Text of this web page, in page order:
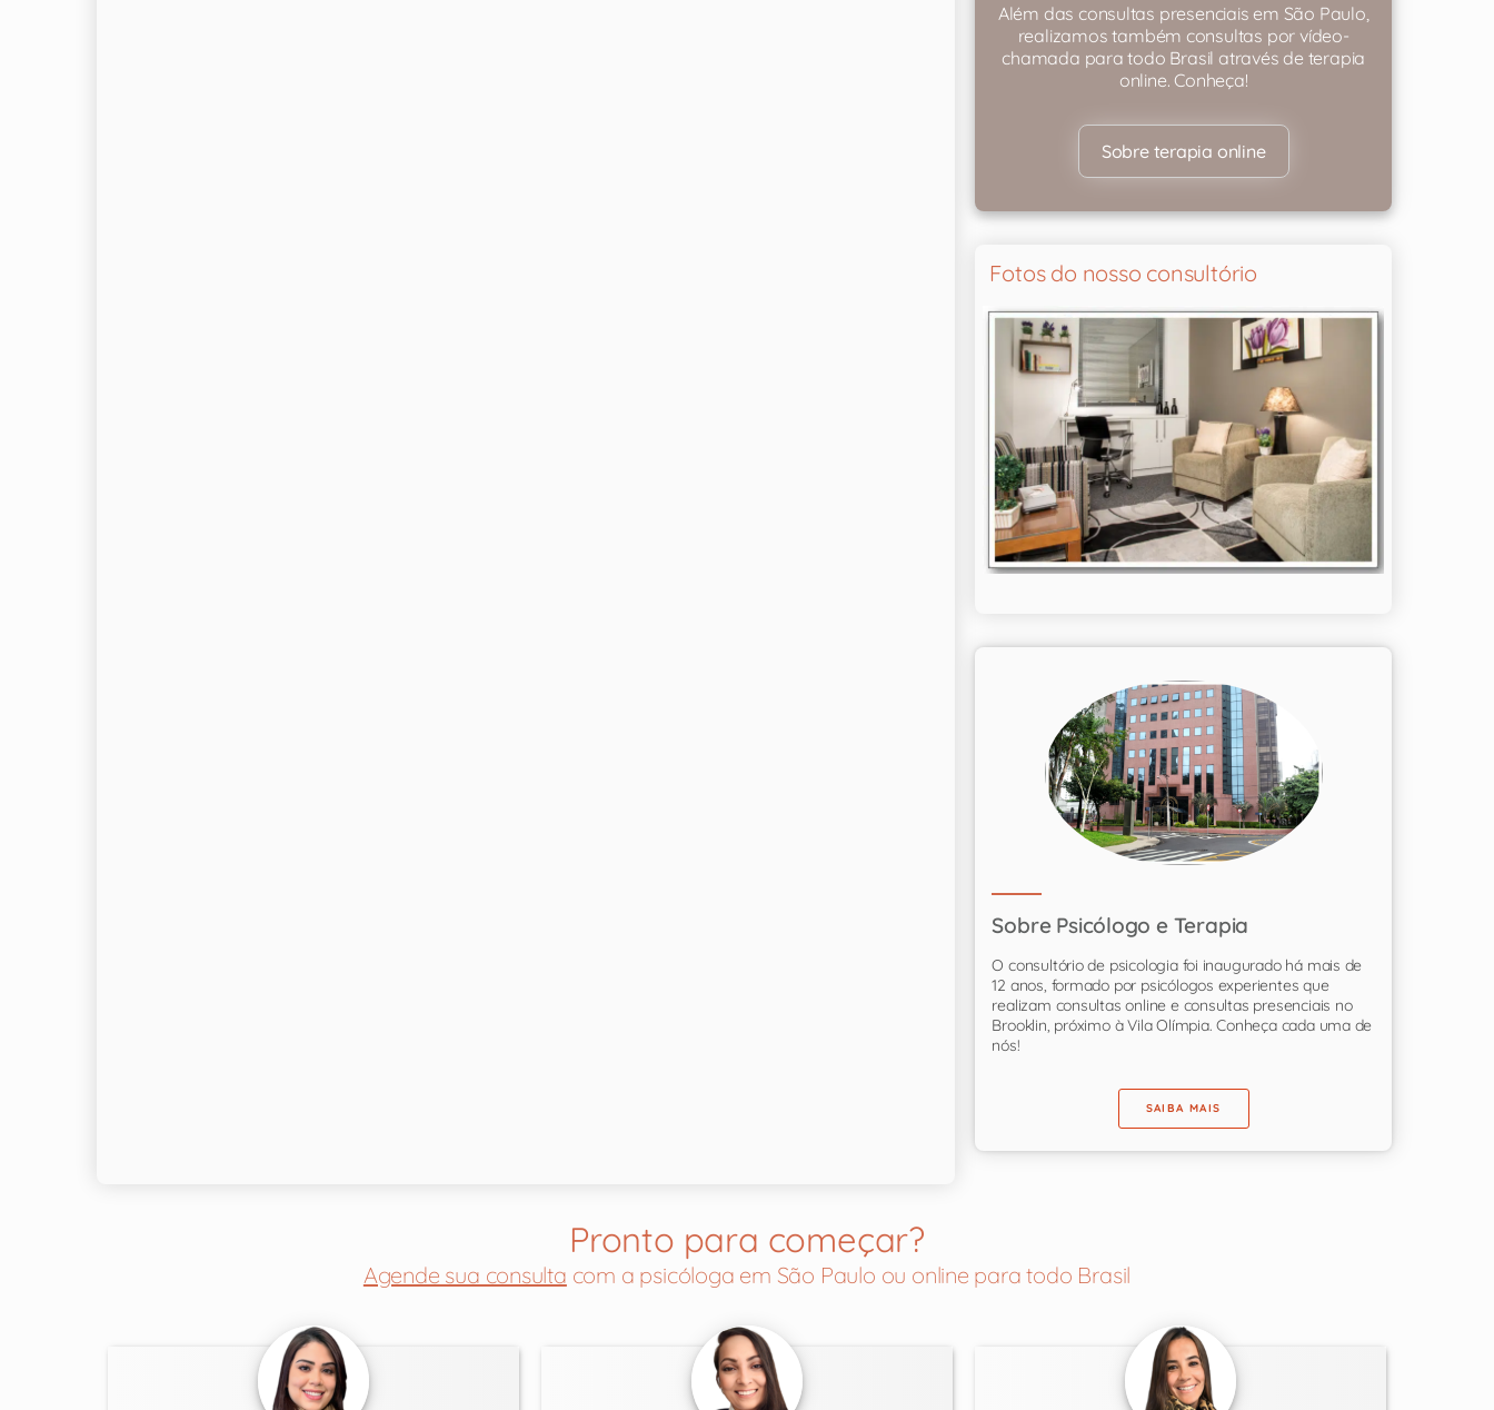
Além das consultas presenciais em São Paulo,
realizamos também consultas por vídeo-
chamada para todo Brasil através de terapia
online. Conheça!
Sobre terapia online
Fotos do nosso consultório
Sobre Psicólogo e Terapia
O consultório de psicologia foi inaugurado há mais de
12 anos, formado por psicólogos experientes que
realizam consultas online e consultas presenciais no
Brooklin, próximo à Vila Olímpia. Conheça cada uma de
nós!
SAIBA MAIS
Pronto para começar?
Agende sua consulta com a psicóloga em São Paulo ou online para todo Brasil